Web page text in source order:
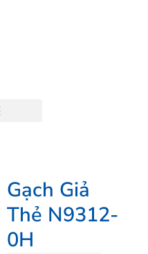
Gạch Giả
Thẻ N9312-
0H